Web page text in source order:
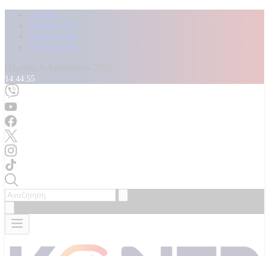
Αρχική
Kontra Live
Καταγγελίες
Επικοινωνία
14:44:57